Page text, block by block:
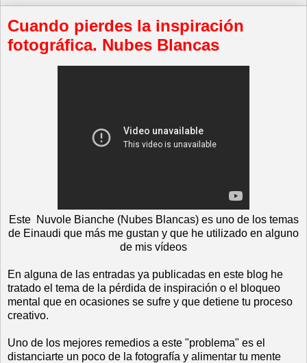
Cuando pierdes la inspiración
fotográfica. Nubes Blancas
Este Nuvole Bianche (Nubes Blancas) es uno de los temas
de Einaudi que más me gustan y que he utilizado en alguno
de mis vídeos
En alguna de las entradas ya publicadas en este blog he
tratado el tema de la pérdida de inspiración o el bloqueo
mental que en ocasiones se sufre y que detiene tu proceso
creativo.
Uno de los mejores remedios a este "problema" es el
distanciarte un poco de la fotografía y alimentar tu mente